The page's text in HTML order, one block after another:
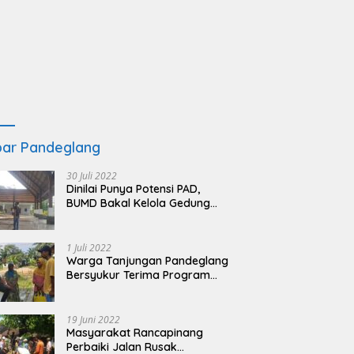
Pandeglang
30 Juli 2022
Dinilai Punya Potensi PAD,
BUMD Bakal Kelola Gedung
1 Juli 2022
Warga Tanjungan Pandeglang
Bersyukur Terima Program
19 Juni 2022
Masyarakat Rancapinang
Perbaiki Jalan Rusak